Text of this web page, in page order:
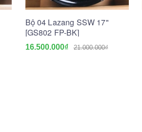
Bộ 04 Lazang SSW 17"
[GS802 FP-BK]
16.500.000₫ 21.000.000₫